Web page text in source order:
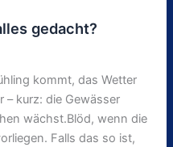
gedacht?
kommt, das Wetter
– kurz: die Gewässer
wächst.Blöd, wenn die
Falls das so ist,